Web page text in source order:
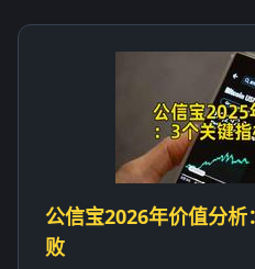
公信宝2026年价值分
败